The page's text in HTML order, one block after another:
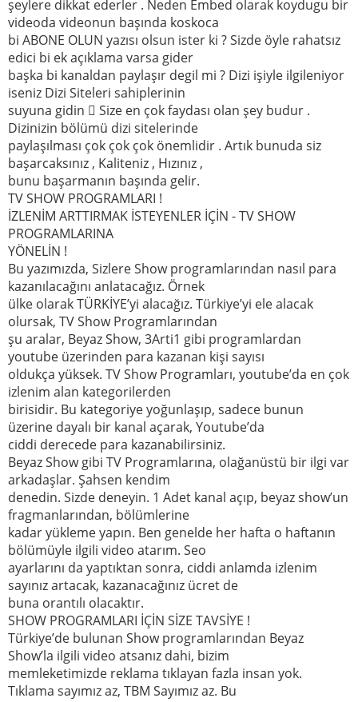
şeylere dikkat ederler . Neden Embed olarak koydugu bir
videoda videonun başında koskoca
bi ABONE OLUN yazısı olsun ister ki ? Sizde öyle rahatsız
edici bi ek açıklama varsa gider
başka bi kanaldan paylaşır degil mi ? Dizi işiyle ilgileniyor
iseniz Dizi Siteleri sahiplerinin
suyuna gidin  Size en çok faydası olan şey budur .
Dizinizin bölümü dizi sitelerinde
paylaşılması çok çok çok önemlidir . Artık bunuda siz
başarcaksınız , Kaliteniz , Hızınız ,
bunu başarmanın başında gelir.
TV SHOW PROGRAMLARI !
İZLENİM ARTTIRMAK İSTEYENLER İÇİN - TV SHOW
PROGRAMLARINA
YÖNELİN !
Bu yazımızda, Sizlere Show programlarından nasıl para
kazanılacağını anlatacağız. Örnek
ülke olarak TÜRKİYE’yi alacağız. Türkiye’yi ele alacak
olursak, TV Show Programlarından
şu aralar, Beyaz Show, 3Arti1 gibi programlardan
youtube üzerinden para kazanan kişi sayısı
oldukça yüksek. TV Show Programları, youtube’da en çok
izlenim alan kategorilerden
birisidir. Bu kategoriye yoğunlaşıp, sadece bunun
üzerine dayalı bir kanal açarak, Youtube’da
ciddi derecede para kazanabilirsiniz.
Beyaz Show gibi TV Programlarına, olağanüstü bir ilgi var
arkadaşlar. Şahsen kendim
denedin. Sizde deneyin. 1 Adet kanal açıp, beyaz show’un
fragmanlarından, bölümlerine
kadar yükleme yapın. Ben genelde her hafta o haftanın
bölümüyle ilgili video atarım. Seo
ayarlarını da yaptıktan sonra, ciddi anlamda izlenim
sayınız artacak, kazanacağınız ücret de
buna orantılı olacaktır.
SHOW PROGRAMLARI İÇİN SİZE TAVSİYE !
Türkiye’de bulunan Show programlarından Beyaz
Show’la ilgili video atsanız dahi, bizim
memleketimizde reklama tıklayan fazla insan yok.
Tıklama sayımız az, TBM Sayımız az. Bu